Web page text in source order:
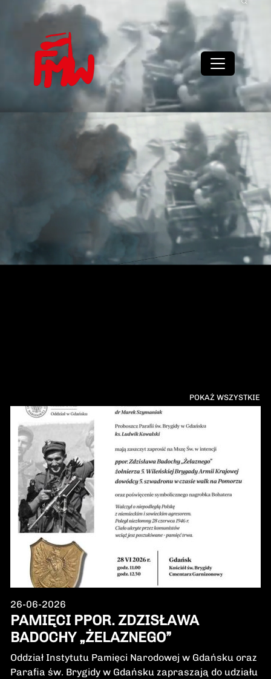
POKAŻ WSZYSTKIE
26-06-2026
PAMIĘCI PPOR. ZDZISŁAWA
BADOCHY „ŻELAZNEGO”
Oddział Instytutu Pamięci Narodowej w Gdańsku oraz
Parafia św. Brygidy w Gdańsku zapraszają do udziału